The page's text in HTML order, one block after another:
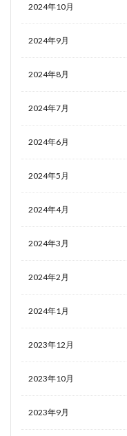
2024年10月
2024年9月
2024年8月
2024年7月
2024年6月
2024年5月
2024年4月
2024年3月
2024年2月
2024年1月
2023年12月
2023年10月
2023年9月